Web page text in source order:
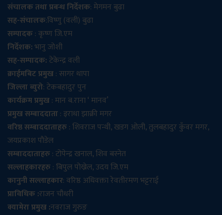
संचालक तथा प्रबन्ध निर्देशक: मेगमन बुढा
सह-संचालक:विष्णु (वली) बुढा
सम्पादक: कृष्ण जि.एम
निर्देशक:भानु जोशी
सह-सम्पादक:टेकेन्द्र वली
क्राईमबिट प्रमुख: सागर थापा
जिल्ला ब्युरो: टेकबहादुर पुन
कार्यक्रम प्रमुख: मान ब.राना ‘ मानव’
प्रमुख सम्बाददाता: इराधा झाक्री मगर
वरिष्ठ सम्बाददाताहरु: शिवराज पन्थी, खडग ओली, तुलबहादुर कुँवर मगर,
जयप्रकाश पौडेल
सम्बाददाताहरु: टोपेन्द्र खनाल, शिव बस्नेत
सल्लाहकारहरु: बिपुल पोख्रेल, उदय जि.एम
कानुनी सल्लाहकार: वरिष्ठ अधिवक्ता रेवतीरमण भट्टराई
प्राविधिक :राजन चौधरी
क्यामेरा प्रमुख :नवराज गुरुङ